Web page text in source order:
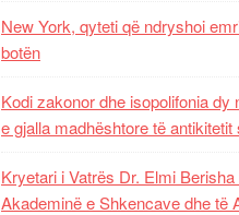
New York, qyteti që ndryshoi
botën
Kodi zakonor dhe isopolifonia dy
e gjalla madhështore të antikitetit
Kryetari i Vatrës Dr. Elmi
Akademinë e Shkencave dhe të